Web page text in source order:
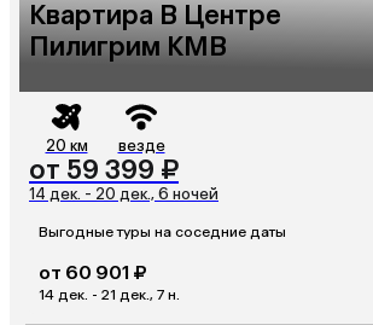
Квартира В Центре
Пилигрим КМВ
20 км везде
от 59 399 ₽
14 дек. - 20 дек., 6 ночей
Выгодные туры на соседние даты
от 60 901 ₽
14 дек. - 21 дек., 7 н.